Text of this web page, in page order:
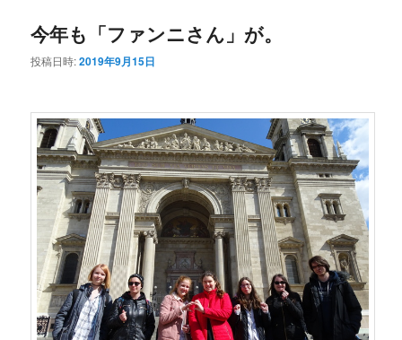
ン
ン
ツ
移
動
テ
ツ
へ
動
今年も「ファンニさん」が。
投稿日時:2019年9月15日